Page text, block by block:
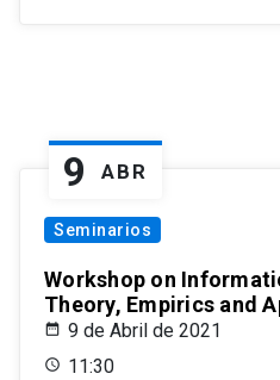
9 ABR
Seminarios
Workshop on
Theory, Empirics and
9 de Abril de 2021
11:30